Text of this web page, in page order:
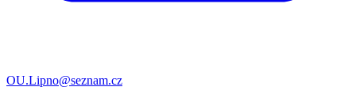
OU.Lipno@seznam.cz